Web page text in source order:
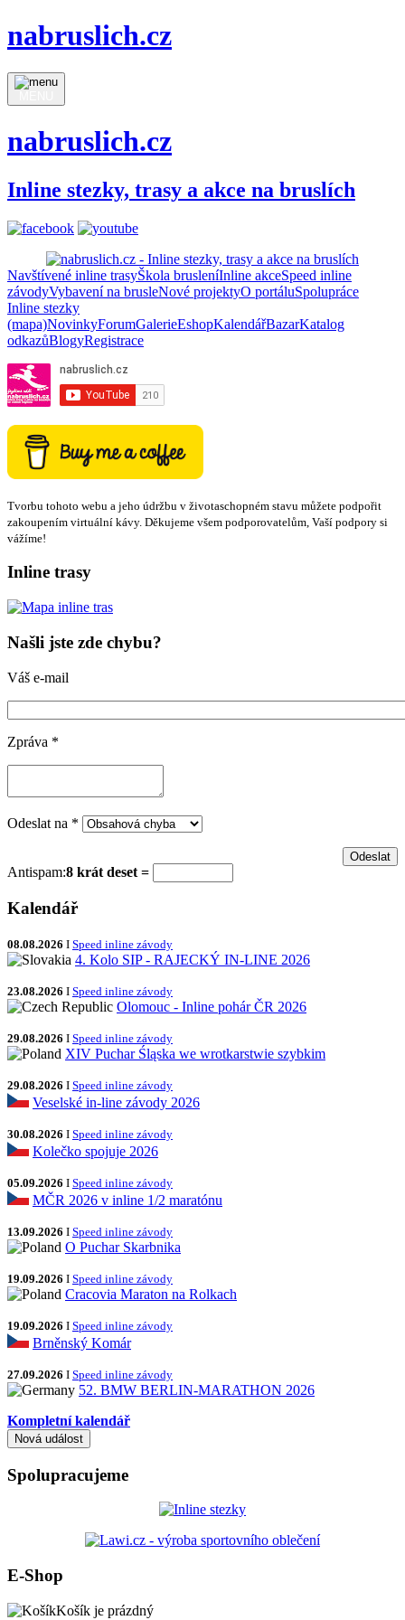
nabruslich.cz
nabruslich.cz
Inline stezky, trasy a akce na bruslích
Navštívené inline trasyŠkola brusleníInline akceSpeed inline
závodyVybavení na brusleNové projektyO portáluSpolupráce
Inline stezky
(mapa)NovinkyForumGalerieEshopKalendářBazarKatalog
odkazůBlogyRegistrace
Tvorbu tohoto webu a jeho údržbu v životaschopném stavu můžete podpořit
zakoupením virtuální kávy. Děkujeme všem podporovatelům, Vaší podpory si
vážíme!
Inline trasy
Našli jste zde chybu?
Váš e-mail
Zpráva *
Odeslat na *
Antispam:8 krát deset =
Kalendář
08.08.2026 I Speed inline závody
4. Kolo SIP - RAJECKÝ IN-LINE 2026
23.08.2026 I Speed inline závody
Olomouc - Inline pohár ČR 2026
29.08.2026 I Speed inline závody
XIV Puchar Śląska we wrotkarstwie szybkim
29.08.2026 I Speed inline závody
Veselské in-line závody 2026
30.08.2026 I Speed inline závody
Kolečko spojuje 2026
05.09.2026 I Speed inline závody
MČR 2026 v inline 1/2 maratónu
13.09.2026 I Speed inline závody
O Puchar Skarbnika
19.09.2026 I Speed inline závody
Cracovia Maraton na Rolkach
19.09.2026 I Speed inline závody
Brněnský Komár
27.09.2026 I Speed inline závody
52. BMW BERLIN-MARATHON 2026
Kompletní kalendář
Spolupracujeme
E-Shop
Košík je prázdný